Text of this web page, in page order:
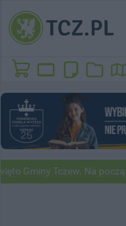
Gminy Tczew. Na